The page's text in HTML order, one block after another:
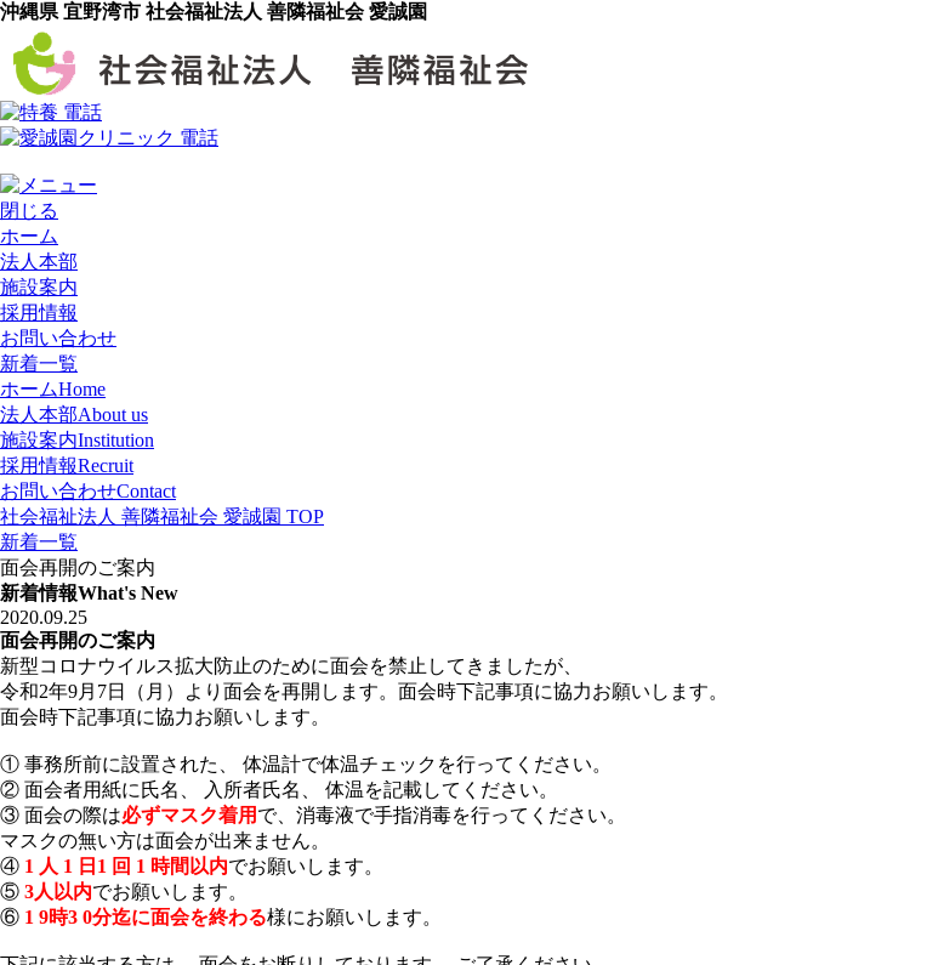
沖縄県 宜野湾市 社会福祉法人 善隣福祉会 愛誠園
閉じる
ホーム
法人本部
施設案内
採用情報
お問い合わせ
新着一覧
ホームHome
法人本部About us
施設案内Institution
採用情報Recruit
お問い合わせContact
社会福祉法人 善隣福祉会 愛誠園 TOP
新着一覧
面会再開のご案内
新着情報What's New
2020.09.25
面会再開のご案内
新型コロナウイルス拡大防止のために面会を禁止してきましたが、
令和2年9月7日（月）より面会を再開します。面会時下記事項に協力お願いします。
面会時下記事項に協力お願いします。
① 事務所前に設置された、 体温計で体温チェックを行ってください。
② 面会者用紙に氏名、 入所者氏名、 体温を記載してください。
③ 面会の際は必ずマスク着用 で、消毒液で手指消毒を行ってください。
マスクの無い方は面会が出来ません。
④ 1 人 1 日1 回 1 時間以内でお願いします。
⑤ 3人以内でお願いします。
⑥ 1 9時3 0分迄に面会を終わる様にお願いします。